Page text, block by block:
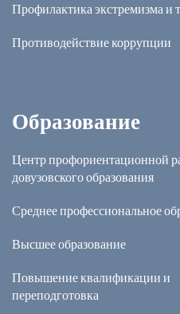
Профилактика экстремизма и
Противодействие коррупции
Образование
Центр профориентационной
довузовского образования
Среднее профессиональное
Высшее образование
Повышение квалификации и
переподготовка